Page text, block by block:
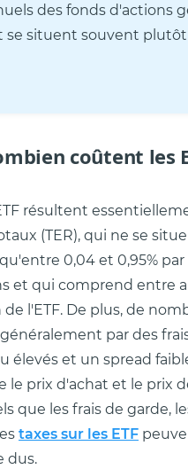
des fonds d'actions
se situent souvent plutôt
coûtent les
résultent
(TER), qui ne se situe
0,04 et 0,95% par
et qui comprend entre
l'ETF. De plus, de
par des
élevés et un spread
le prix d'achat et le prix
que les frais de garde,
taxes sur les ETF
dus.